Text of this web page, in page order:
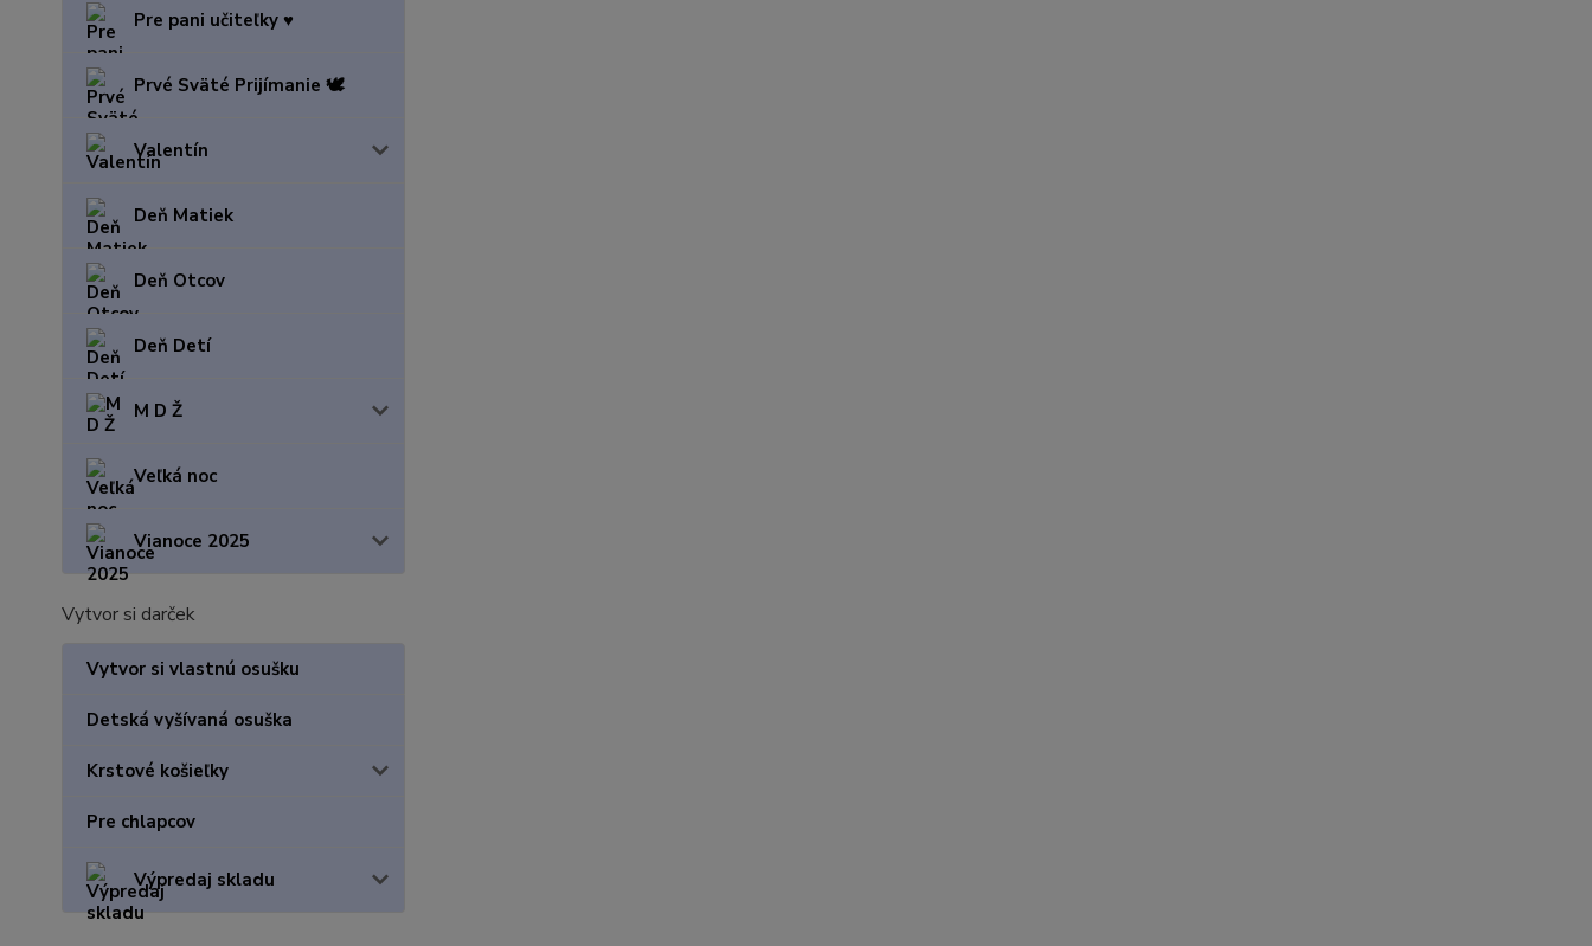
Pre pani učiteľky ♥️
Prvé Sväté Prijímanie 🕊️
Valentín
Deň Matiek
Deň Otcov
Deň Detí
M D Ž
Veľká noc
Vianoce 2025
Vytvor si darček
Vytvor si vlastnú osušku
Detská vyšívaná osuška
Krstové košieľky
Pre chlapcov
Výpredaj skladu